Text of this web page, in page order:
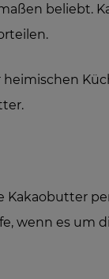
beliebt.
Kakaobutter
wenn es um